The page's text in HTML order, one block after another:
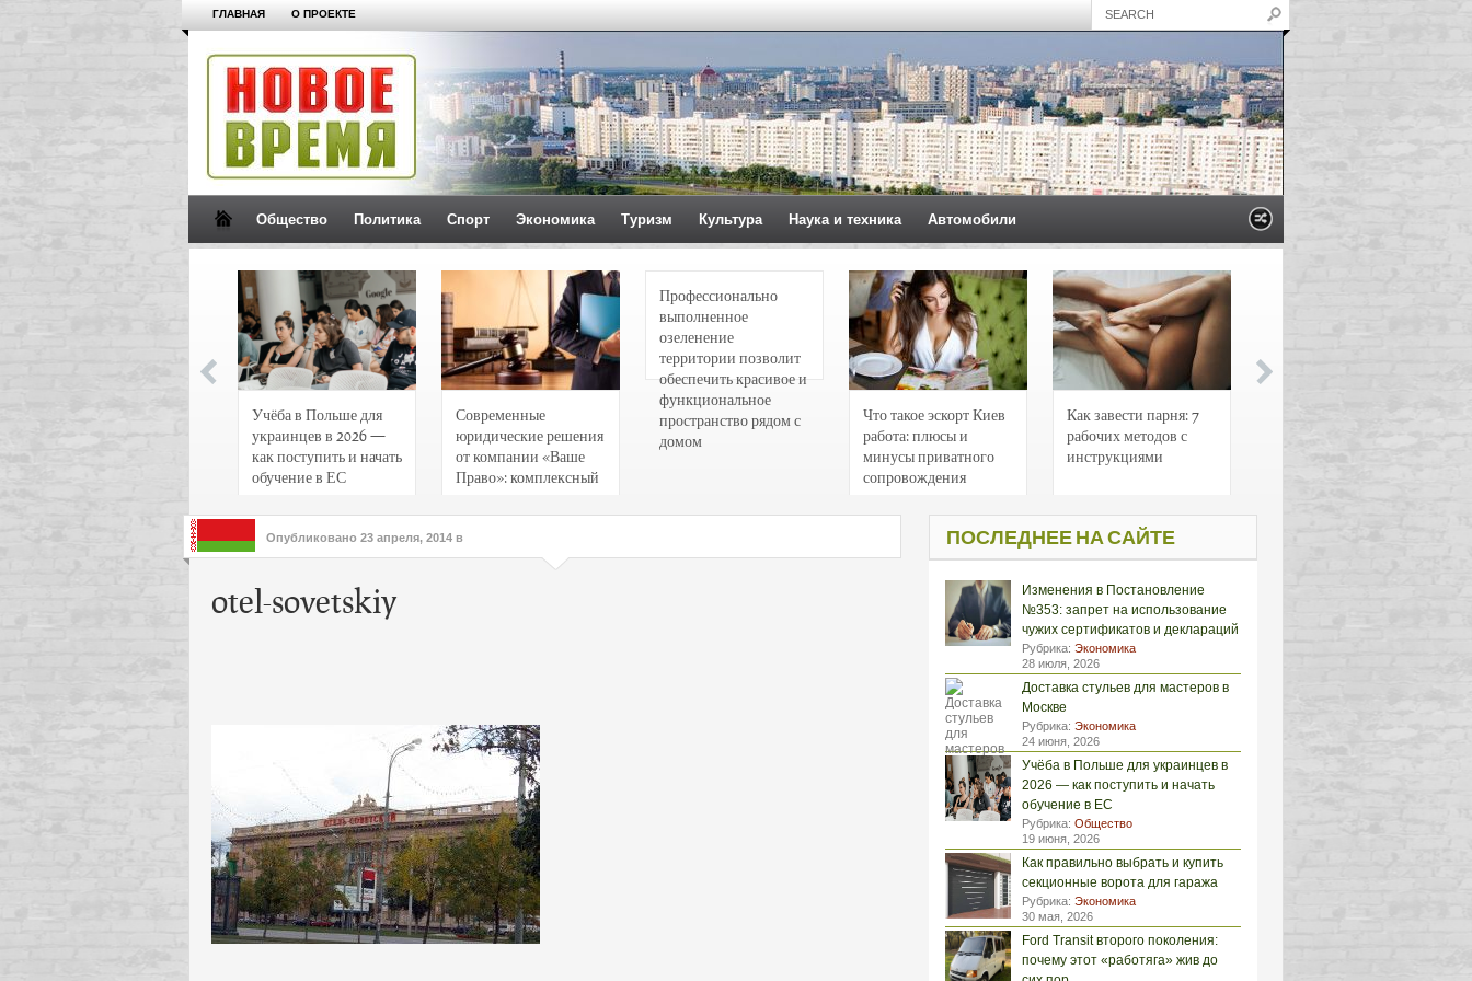
ГЛАВНАЯ О ПРОЕКТЕ
Общество Политика Спорт Экономика Туризм Культура Наука и техника Автомобили
Учёба в Польше для
украинцев в 2026 —
как поступить и начать
обучение в ЕС
Современные
юридические решения
от компании «Ваше
Право»: комплексный
интересов клиентов
Профессионально
выполненное
озеленение
территории позволит
обеспечить красивое и
функциональное
пространство рядом с
домом
Что такое эскорт Киев
работа: плюсы и
минусы приватного
сопровождения
Как завести парня: 7
рабочих методов с
инструкциями
Опубликовано 23 апреля, 2014 в
otel-sovetskiy
ПОСЛЕДНЕЕ НА САЙТЕ
Изменения в Постановление
№353: запрет на использование
чужих сертификатов и деклараций
Рубрика: Экономика
28 июля, 2026
Доставка стульев для мастеров в
Москве
Рубрика: Экономика
24 июня, 2026
Учёба в Польше для украинцев в
2026 — как поступить и начать
обучение в ЕС
Рубрика: Общество
19 июня, 2026
Как правильно выбрать и купить
секционные ворота для гаража
Рубрика: Экономика
30 мая, 2026
Ford Transit второго поколения:
почему этот «работяга» жив до